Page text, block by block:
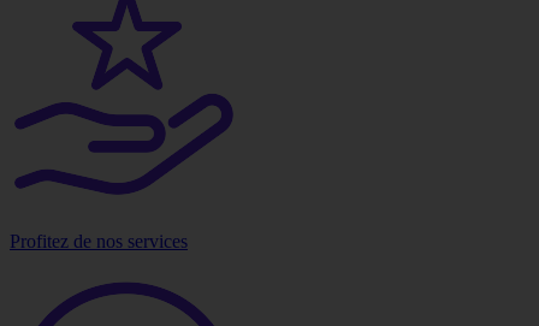
Profitez de nos services